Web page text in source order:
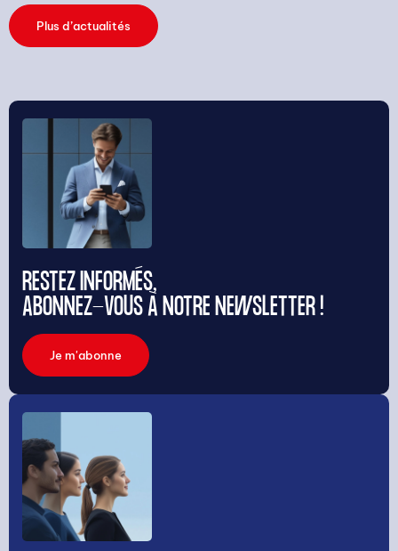
Plus d’actualités
RESTEZ INFORMÉS,
ABONNEZ-VOUS À NOTRE NEWSLETTER !
Je m'abonne